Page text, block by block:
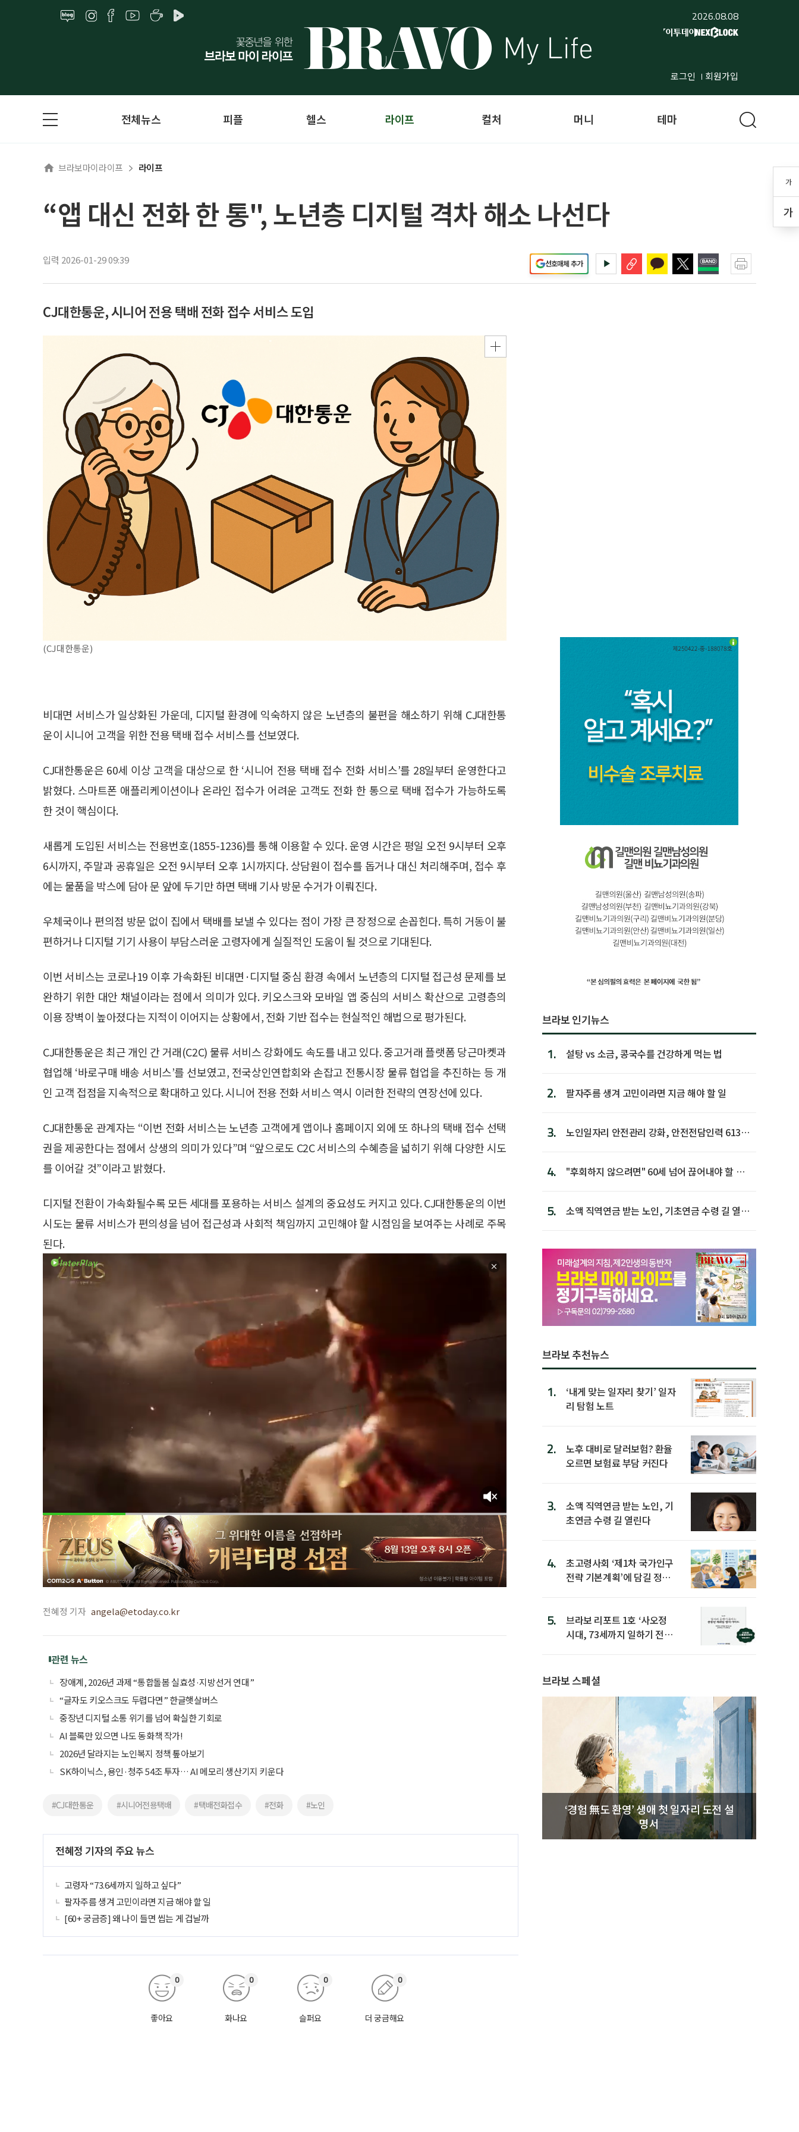
2026.08.08
로그인 회원가입
가
가
전체뉴스 피플 헬스 라이프 컬처 머니 테마
브라보마이라이프 라이프
“앱 대신 전화 한 통", 노년층 디지털 격차 해소 나선다
입력 2026-01-29 09:39 선호매체 추가
CJ대한통운, 시니어 전용 택배 전화 접수 서비스 도입
(CJ대한통운)
비대면 서비스가 일상화된 가운데, 디지털 환경에 익숙하지 않은 노년층의 불편을 해소하기 위해 CJ대한통
운이 시니어 고객을 위한 전용 택배 접수 서비스를 선보였다.
CJ대한통운은 60세 이상 고객을 대상으로 한 ‘시니어 전용 택배 접수 전화 서비스’를 28일부터 운영한다고
밝혔다. 스마트폰 애플리케이션이나 온라인 접수가 어려운 고객도 전화 한 통으로 택배 접수가 가능하도록
한 것이 핵심이다.
새롭게 도입된 서비스는 전용번호(1855-1236)를 통해 이용할 수 있다. 운영 시간은 평일 오전 9시부터 오후
6시까지, 주말과 공휴일은 오전 9시부터 오후 1시까지다. 상담원이 접수를 돕거나 대신 처리해주며, 접수 후
에는 물품을 박스에 담아 문 앞에 두기만 하면 택배 기사 방문 수거가 이뤄진다.
우체국이나 편의점 방문 없이 집에서 택배를 보낼 수 있다는 점이 가장 큰 장정으로 손꼽힌다. 특히 거동이 불
편하거나 디지털 기기 사용이 부담스러운 고령자에게 실질적인 도움이 될 것으로 기대된다.
이번 서비스는 코로나19 이후 가속화된 비대면·디지털 중심 환경 속에서 노년층의 디지털 접근성 문제를 보
완하기 위한 대안 채널이라는 점에서 의미가 있다. 키오스크와 모바일 앱 중심의 서비스 확산으로 고령층의
이용 장벽이 높아졌다는 지적이 이어지는 상황에서, 전화 기반 접수는 현실적인 해법으로 평가된다.
CJ대한통운은 최근 개인 간 거래(C2C) 물류 서비스 강화에도 속도를 내고 있다. 중고거래 플랫폼 당근마켓과
협업해 ‘바로구매 배송 서비스’를 선보였고, 전국상인연합회와 손잡고 전통시장 물류 협업을 추진하는 등 개
인 고객 접점을 지속적으로 확대하고 있다. 시니어 전용 전화 서비스 역시 이러한 전략의 연장선에 있다.
CJ대한통운 관계자는 “이번 전화 서비스는 노년층 고객에게 앱이나 홈페이지 외에 또 하나의 택배 접수 선택
권을 제공한다는 점에서 상생의 의미가 있다”며 “앞으로도 C2C 서비스의 수혜층을 넓히기 위해 다양한 시도
를 이어갈 것”이라고 밝혔다.
디지털 전환이 가속화될수록 모든 세대를 포용하는 서비스 설계의 중요성도 커지고 있다. CJ대한통운의 이번
시도는 물류 서비스가 편의성을 넘어 접근성과 사회적 책임까지 고민해야 할 시점임을 보여주는 사례로 주목
된다.
전혜정 기자 angela@etoday.co.kr
관련 뉴스
장애계, 2026년 과제 “통합돌봄 실효성·지방선거 연대”
“글자도 키오스크도 두렵다면” 한글햇살버스
중장년 디지털 소통 위기를 넘어 확실한 기회로
AI 블록만 있으면 나도 동화책 작가!
2026년 달라지는 노인복지 정책 톺아보기
SK하이닉스, 용인·청주 54조 투자… AI 메모리 생산기지 키운다
#CJ대한통운 #시니어전용택배 #택배전화접수 #전화 #노인
전혜정 기자의 주요 뉴스
고령자 “73.6세까지 일하고 싶다”
팔자주름 생겨 고민이라면 지금 해야 할 일
[60+ 궁금증] 왜 나이 들면 씹는 게 겁날까
좋아요
0
화나요
0
슬퍼요
0
더 궁금해요
0
브라보 인기뉴스
1. 설탕 vs 소금, 콩국수를 건강하게 먹는 법
2. 팔자주름 생겨 고민이라면 지금 해야 할 일
3.
노인일자리 안전관리 강화, 안전전담인력 613명
4.
"후회하지 않으려면" 60세 넘어 끊어내야 할 사
5.
소액 직역연금 받는 노인, 기초연금 수령 길 열린
브라보 추천뉴스
1.
‘내게 맞는 일자리 찾기’ 일자
리 탐험 노트
2.
노후 대비로 달러보험? 환율
오르면 보험료 부담 커진다
3.
소액 직역연금 받는 노인, 기
초연금 수령 길 열린다
4.
초고령사회 ‘제1차 국가인구
전략 기본계획’에 담길 정책
5.
브라보 리포트 1호 ‘사오정
시대, 73세까지 일하기 전략’
브라보 스페셜
‘경험 無도 환영’ 생애 첫 일자리 도전 설
명서